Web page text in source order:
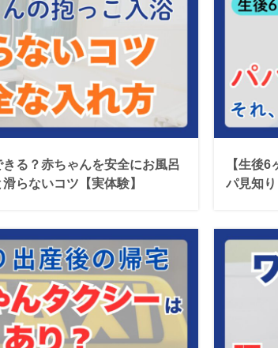
る？赤ちゃんを安全にお風呂
らないコツ【実体験】
【生後
パ見知